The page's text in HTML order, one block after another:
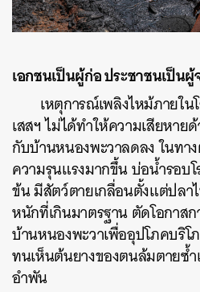
เอกชนเป็นผู้ก่อ ประชาชนเป็นผู้
เหตุการณ์เพลิงไหม้ภายใน
เสสฯ ไม่ได้ทำให้ความเสียหา
กับบ้านหนองพะวาลดลง ในทา
ความรุนแรงมากขึ้น บ่อน้ำรอบ
ข้น มีสัตว์ตายเกลื่อนตั้งแต่ปลา
หนักที่เกินมาตรฐาน ตัดโอกาส
บ้านหนองพะวาเพื่ออุปโภคบริโ
ทนเห็นต้นยางของตนล้มตายซ้
อำพัน